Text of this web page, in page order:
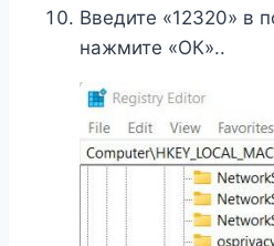
Введите «12320» в
нажмите «ОК»..